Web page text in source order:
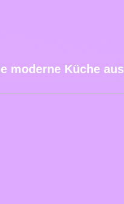
moderne Küche aus